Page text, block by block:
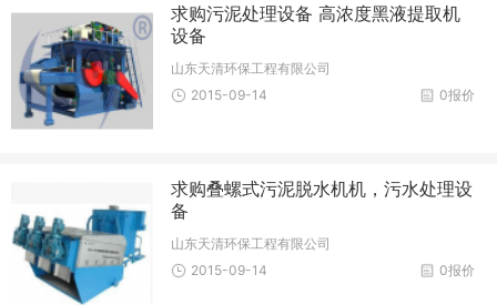
求购污泥处理设备 高浓度黑液提取机
设备
山东天清环保工程有限公司
0报价
2015-09-14
求购叠螺式污泥脱水机机，污水处理设
备
山东天清环保工程有限公司
0报价
2015-09-14